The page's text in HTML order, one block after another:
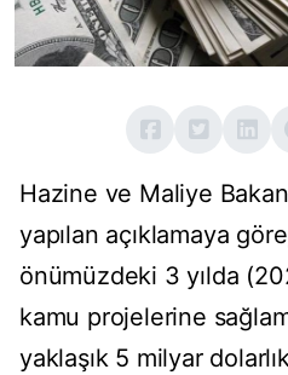
Hazine ve Maliye
yapılan açıklamaya
önümüzdeki 3 yılda
kamu projelerine
yaklaşık 5 milyar